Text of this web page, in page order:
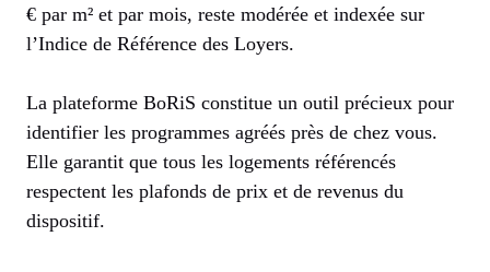
€ par m² et par mois, reste modérée et indexée sur
l’Indice de Référence des Loyers.
La plateforme BoRiS constitue un outil précieux pour
identifier les programmes agréés près de chez vous.
Elle garantit que tous les logements référencés
respectent les plafonds de prix et de revenus du
dispositif.